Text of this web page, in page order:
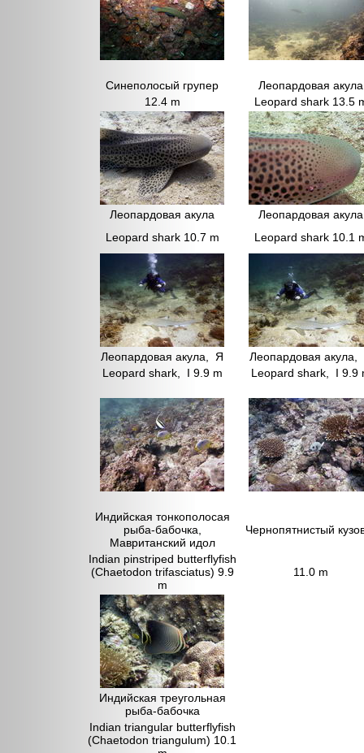
Синеполосый групер
Леопардовая акула
12.4 m
Leopard shark 13.5
Леопардовая акула
Леопардовая акула
Leopard shark 10.7 m
Leopard shark 10.1
Леопардовая акула, Я
Леопардовая
Leopard shark, I 9.9 m
Leopard shark, I 9.9
Индийская тонкополосая
рыба-бабочка,
Мавританский идол
Чернопятнистый
Indian pinstriped butterflyfish
(Chaetodon trifasciatus) 9.9
m
11.0 m
Индийская треугольная
рыба-бабочка
Indian triangular butterflyfish
(Chaetodon triangulum) 10.1